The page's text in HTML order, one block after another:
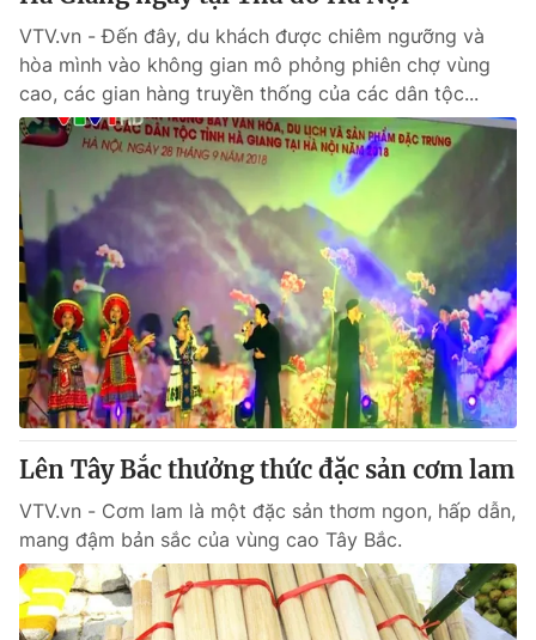
VTV.vn - Đến đây, du khách được chiêm ngưỡng và
hòa mình vào không gian mô phỏng phiên chợ vùng
cao, các gian hàng truyền thống của các dân tộc...
Lên Tây Bắc thưởng thức đặc sản cơm lam
VTV.vn - Cơm lam là một đặc sản thơm ngon, hấp dẫn,
mang đậm bản sắc của vùng cao Tây Bắc.